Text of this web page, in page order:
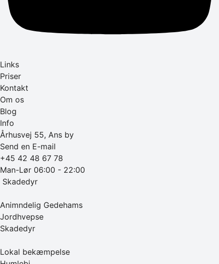
Links
Priser
Kontakt
Om os
Blog
Info
Århusvej 55, Ans by
Send en E-mail
+45 42 48 67 78
Man-Lør 06:00 - 22:00
‎ Skadedyr
Animndelig Gedehams
Jordhvepse
Skadedyr
Lokal bekæmpelse